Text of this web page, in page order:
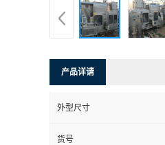
产品详请
外型尺寸
货号